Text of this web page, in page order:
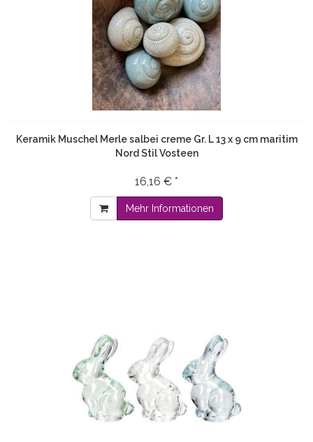
Keramik Muschel Merle salbei creme Gr. L 13 x 9 cm maritim
Nord Stil Vosteen
16,16 € *
Mehr Informationen